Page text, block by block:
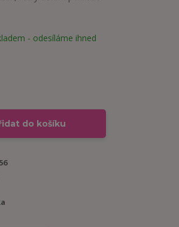
- odesíláme ihned
do košíku